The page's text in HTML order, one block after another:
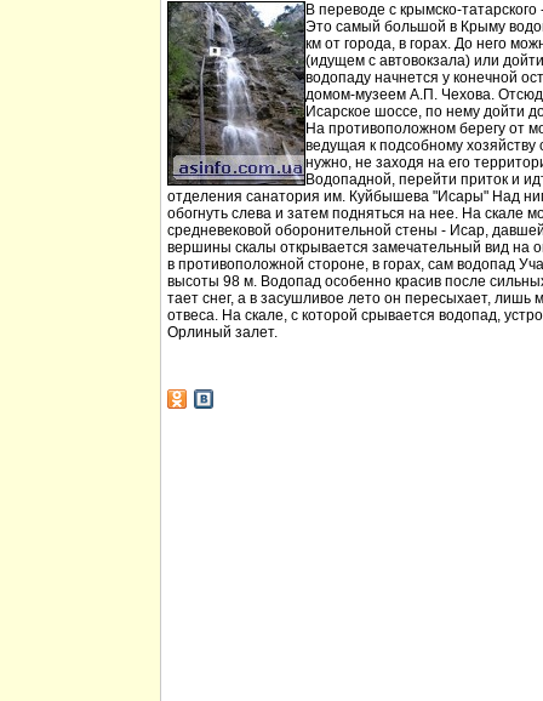
В переводе с крымско-
Это самый большой в Крыму
км от города, в горах. До него
(идущем с автовокзала) или
водопаду начнется у конечной
домом-музеем А.П. Чехова.
Исарское шоссе, по нему дойти
На противоположном берегу от
ведущая к подсобному
нужно, не заходя на его
Водопадной, перейти приток и
отделения санатория им. Куйбышева "Исары" Над
обогнуть слева и затем подняться на нее. На скале
средневековой оборонительной стены - Исар,
вершины скалы открывается замечательный вид на
в противоположной стороне, в горах, сам водопад
высоты 98 м. Водопад особенно красив после
тает снег, а в засушливое лето он пересыхает, лишь
отвеса. На скале, с которой срывается водопад,
Орлиный залет.